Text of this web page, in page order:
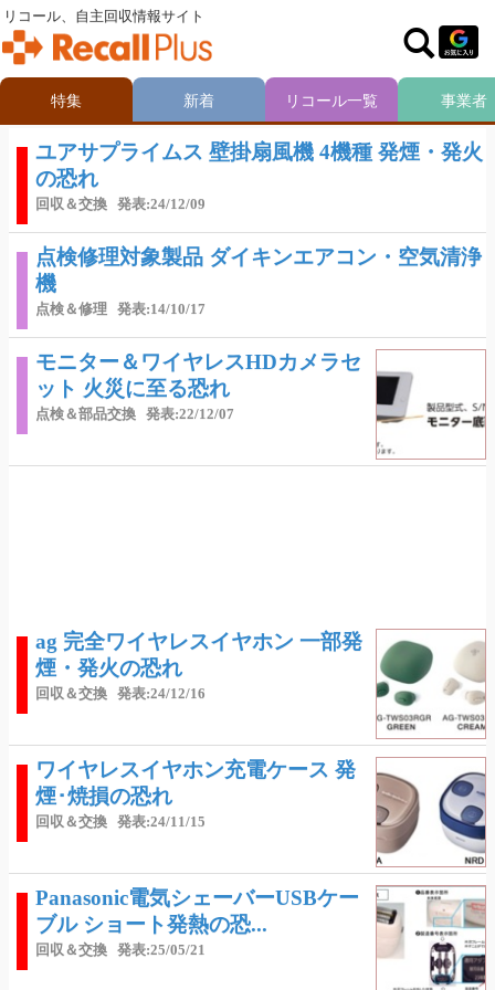
ユアサプライムス 壁掛扇風機 4機種 発煙・発火
の恐れ
回収＆交換 発表:24/12/09
点検修理対象製品 ダイキンエアコン・空気清浄
機
点検＆修理 発表:14/10/17
モニター＆ワイヤレスHDカメラセ
ット 火災に至る恐れ
点検＆部品交換 発表:22/12/07
ag 完全ワイヤレスイヤホン 一部発
煙・発火の恐れ
回収＆交換 発表:24/12/16
ワイヤレスイヤホン充電ケース 発
煙･焼損の恐れ
回収＆交換 発表:24/11/15
Panasonic電気シェーバーUSBケー
ブル ショート発熱の恐...
回収＆交換 発表:25/05/21
リコール、自主回収情報サイト
特集 新着 リコール一覧 事業者